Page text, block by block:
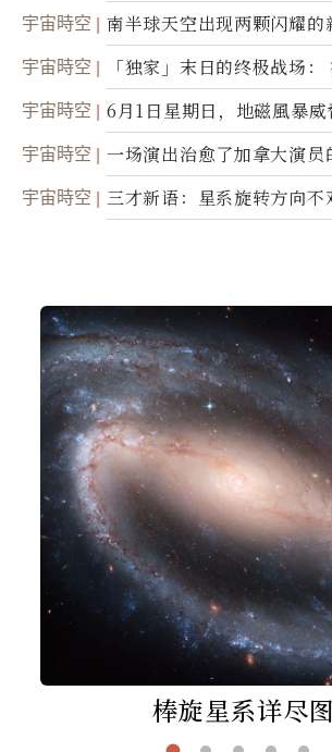
宇宙時空 南半球天空出现两颗闪耀的
宇宙時空
「独家」末日的终极战场
世；希腊僧侣预言以色列的
宇宙時空
6月1日星期日，地磁風暴
礎設施
宇宙時空 一场演出治愈了加拿大演员
宇宙時空 三才新语：星系旋转方向不
棒旋星系详尽图